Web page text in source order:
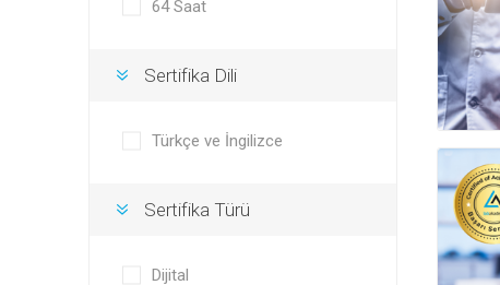
64 Saat
Sertifika Dili
Türkçe ve İngilizce
Sertifika Türü
Dijital